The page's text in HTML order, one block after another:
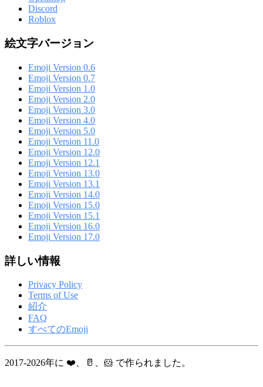
Discord
Roblox
絵文字バージョン
Emoji Version 0.6
Emoji Version 0.7
Emoji Version 1.0
Emoji Version 2.0
Emoji Version 3.0
Emoji Version 4.0
Emoji Version 5.0
Emoji Version 11.0
Emoji Version 12.0
Emoji Version 12.1
Emoji Version 13.0
Emoji Version 13.1
Emoji Version 14.0
Emoji Version 15.0
Emoji Version 15.1
Emoji Version 16.0
Emoji Version 17.0
詳しい情報
Privacy Policy
Terms of Use
紹介
FAQ
すべてのEmoji
2017-2026年に ❤️、🥛、🐹 で作られました。